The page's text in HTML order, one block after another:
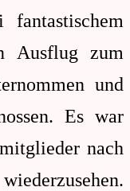
Ausflug zum
und
Es war
nach